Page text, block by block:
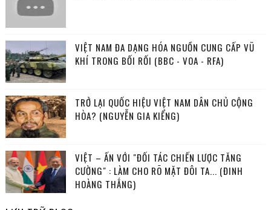
VIỆT NAM ĐA DẠNG HÓA NGUỒN CUNG CẤP VŨ
KHÍ TRONG BỐI RỐI (BBC - VOA - RFA)
TRỞ LẠI QUỐC HIỆU VIỆT NAM DÂN CHỦ CỘNG
HÒA? (NGUYỄN GIA KIỂNG)
VIỆT – ẤN VỚI "ĐỐI TÁC CHIẾN LƯỢC TĂNG
CƯỜNG" : LÀM CHO RÕ MẶT ĐÔI TA... (ĐINH
HOÀNG THẮNG)